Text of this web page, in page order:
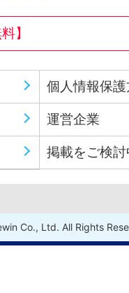
】
個人情報保
運営企業
掲載をご検
Co., Ltd. All Rights